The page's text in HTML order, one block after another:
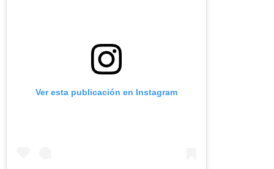
Ver esta publicación en Instagram